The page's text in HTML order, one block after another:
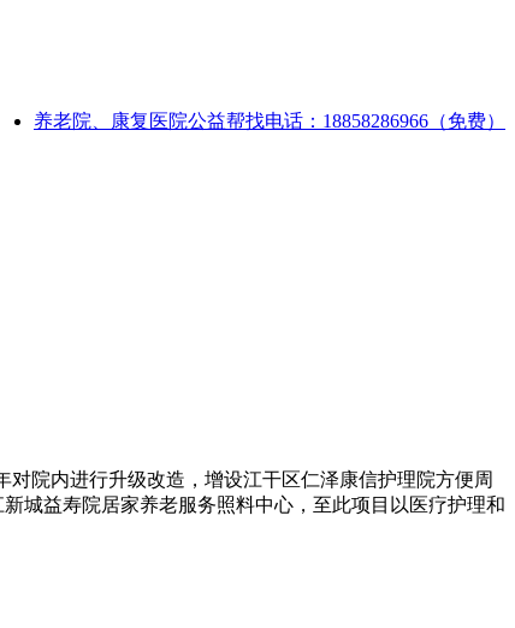
养老院、康复医院公益帮找电话：18858286966（免费）
院内进行升级改造，增设江干区仁泽康信护理院方便周
城益寿院居家养老服务照料中心，至此项目以医疗护理和